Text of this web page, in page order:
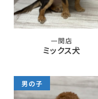
一関店
ミックス犬
男の子